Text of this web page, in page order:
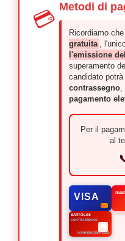
💳
Metodi di
Ricordiamo
gratuita ,
l'emissione
superamento
candidato
contrassegno,
pagamento
Per il
al
VISA
BARTOLINI
CONTRASSEGNO
CORRIERE ESPRESSO
🚚